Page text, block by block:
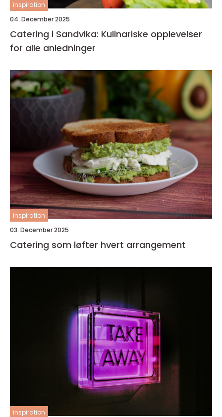
inspiration
04. December 2025
Catering i Sandvika: Kulinariske opplevelser
for alle anledninger
inspiration
03. December 2025
Catering som løfter hvert arrangement
inspiration